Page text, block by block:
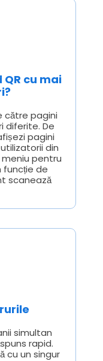
QR cu mai
către pagini
diferite. De
pagini
din
meniu pentru
funcție de
scanează
simultan
rapid.
cu un singur